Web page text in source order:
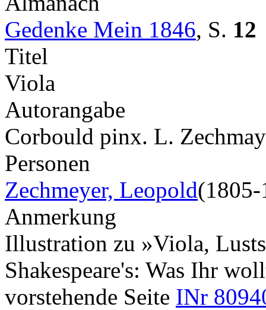
Gedenke Mein 1846, S. 12
Titel
Viola
Autorangabe
Corbould pinx. L.
Personen
Zechmeyer, Leopold
Anmerkung
Illustration zu »Viola,
Shakespeare's: Was Ihr
vorstehende Seite INr